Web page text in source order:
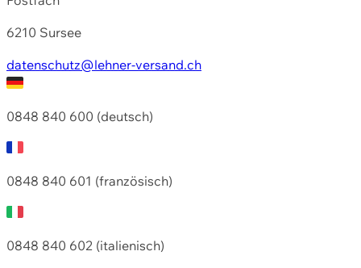
6210 Sursee
datenschutz@lehner-versand.ch
0848 840 600 (deutsch)
0848 840 601 (französisch)
0848 840 602 (italienisch)